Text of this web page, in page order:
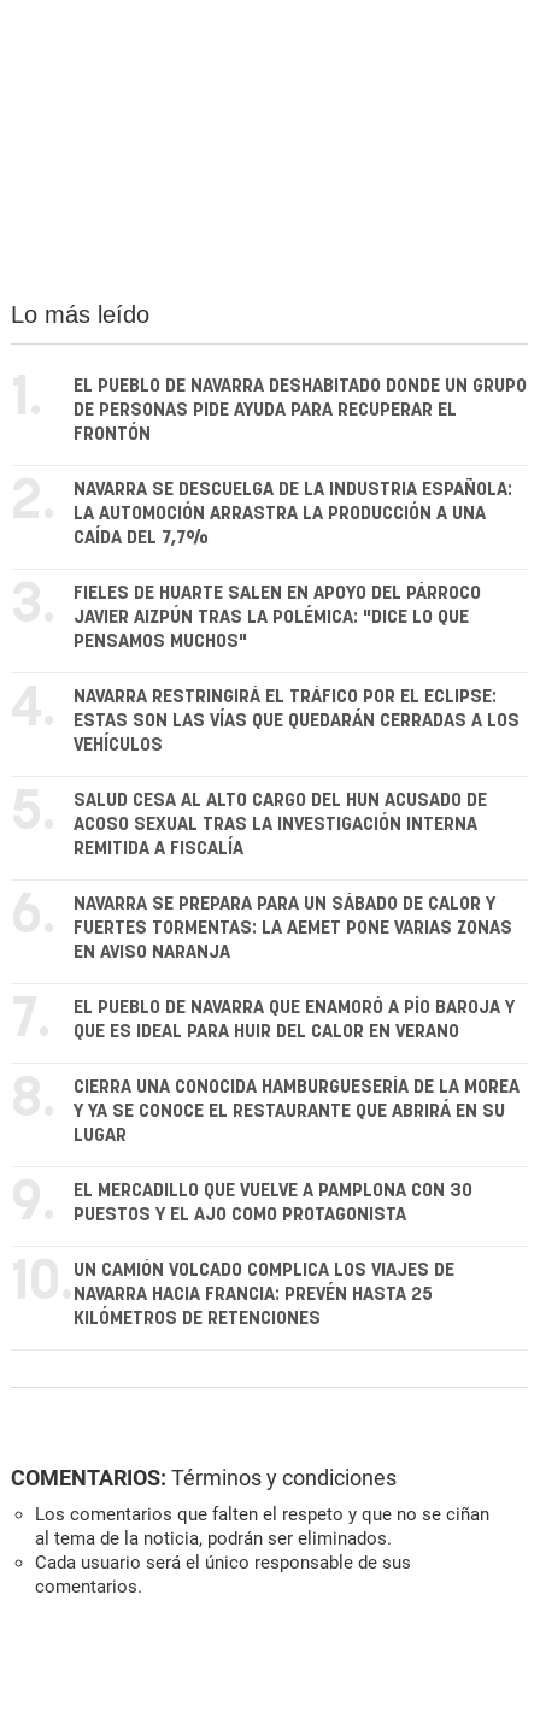
Lo más leído
1.
EL PUEBLO DE NAVARRA DESHABITADO DONDE UN GRUPO
DE PERSONAS PIDE AYUDA PARA RECUPERAR EL
FRONTÓN
2.
NAVARRA SE DESCUELGA DE LA INDUSTRIA ESPAÑOLA:
LA AUTOMOCIÓN ARRASTRA LA PRODUCCIÓN A UNA
CAÍDA DEL 7,7%
3.
FIELES DE HUARTE SALEN EN APOYO DEL PÁRROCO
JAVIER AIZPÚN TRAS LA POLÉMICA: "DICE LO QUE
PENSAMOS MUCHOS"
4.
NAVARRA RESTRINGIRÁ EL TRÁFICO POR EL ECLIPSE:
ESTAS SON LAS VÍAS QUE QUEDARÁN CERRADAS A LOS
VEHÍCULOS
5.
SALUD CESA AL ALTO CARGO DEL HUN ACUSADO DE
ACOSO SEXUAL TRAS LA INVESTIGACIÓN INTERNA
REMITIDA A FISCALÍA
6.
NAVARRA SE PREPARA PARA UN SÁBADO DE CALOR Y
FUERTES TORMENTAS: LA AEMET PONE VARIAS ZONAS
EN AVISO NARANJA
7.
EL PUEBLO DE NAVARRA QUE ENAMORÓ A PÍO BAROJA Y
QUE ES IDEAL PARA HUIR DEL CALOR EN VERANO
8.
CIERRA UNA CONOCIDA HAMBURGUESERÍA DE LA MOREA
Y YA SE CONOCE EL RESTAURANTE QUE ABRIRÁ EN SU
LUGAR
9.
EL MERCADILLO QUE VUELVE A PAMPLONA CON 30
PUESTOS Y EL AJO COMO PROTAGONISTA
10. UN CAMIÓN VOLCADO COMPLICA LOS VIAJES DE
NAVARRA HACIA FRANCIA: PREVÉN HASTA 25
KILÓMETROS DE RETENCIONES
COMENTARIOS: Términos y condiciones
Los comentarios que falten el respeto y que no se ciñan
al tema de la noticia, podrán ser eliminados.
Cada usuario será el único responsable de sus
comentarios.